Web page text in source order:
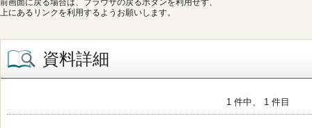
前画面に戻る場合は、ブラウザの戻るボタンを利用せず、
上にあるリンクを利用するようお願いします。
資料詳細
1 件中、 1 件目